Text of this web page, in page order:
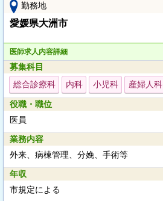
勤務地
愛媛県大洲市
医師求人内容詳細
募集科目
総合診療科
内科 小児科 産婦人科
役職・職位
医員
業務内容
外来、病棟管理、分娩、手術等
年収
市規定による